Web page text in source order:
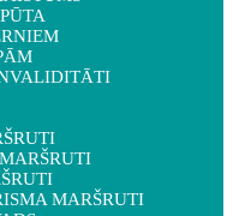
MARŠRUTI